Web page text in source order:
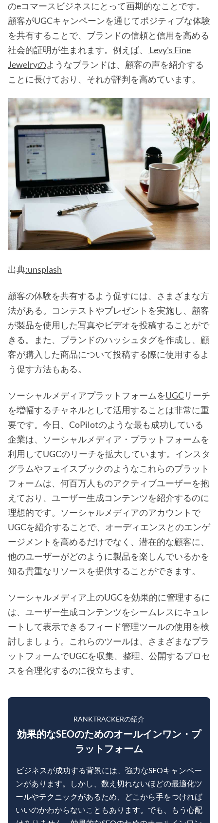
のeコマースビジネスにとって画期的なことです。
顧客がUGCキャンペーンを通じてポジティブな体験
を共有することで、ブランドの信頼と信用を高める
社会的証明が生まれます。例えば、
Levy's Fine
Jewelryのようなブランドは、顧客の声を紹介する
ことに長けており、それが評判を高めています。
出典:unsplash
顧客の体験を共有するよう促すには、さまざまな方
法がある。コンテストやプレゼントを実施し、顧客
が製品を使用した写真やビデオを投稿することがで
きる。また、ブランドのハッシュタグを作成し、顧
客が購入した商品について投稿する際に使用するよ
う促す方法もある。
ソーシャルメディアプラットフォームをUGCリーチ
を増幅するチャネルとして活用することは非常に重
要です。今日、CoPilotのような最も成功している
企業は、ソーシャルメディア・プラットフォームを
利用してUGCのリーチを拡大しています。インスタ
グラムやフェイスブックのようなこれらのプラット
フォームは、何百万人ものアクティブユーザーを抱
えており、ユーザー生成コンテンツを紹介するのに
理想的です。ソーシャルメディアのアカウントで
UGCを紹介することで、オーディエンスとのエンゲ
ージメントを高めるだけでなく、潜在的な顧客に、
他のユーザーがどのように製品を楽しんでいるかを
知る貴重なリソースを提供することができます。
ソーシャルメディア上のUGCを効果的に管理するに
は、ユーザー生成コンテンツをシームレスにキュレ
ートして表示できるフィード管理ツールの使用を検
討しましょう。これらのツールは、さまざまなプラ
ットフォームでUGCを収集、整理、公開するプロセ
スを合理化するのに役立ちます。
RANKTRACKERの紹介
効果的なSEOのためのオールインワン・プ
ラットフォーム
ビジネスが成功する背景には、強力なSEOキャンペー
ンがあります。しかし、数え切れないほどの最適化ツ
ールやテクニックがあるため、どこから手をつければ
いいのかわからないこともあります。でも、もう心配